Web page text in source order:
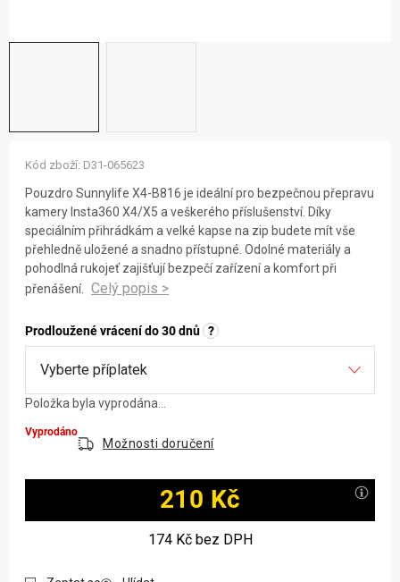
Pouzdro Sunnylife X4-B816 je ideální pro bezpečnou přepravu
kamery Insta360 X4/X5 a veškerého příslušenství. Díky
speciálním přihrádkám a velké kapse na zip budete mít vše
přehledně uložené a snadno přístupné. Odolné materiály a
pohodlná rukojeť zajišťují bezpečí zařízení a komfort při
přenášení.
Prodloužené vrácení do 30 dnů ?
Položka byla vyprodána…
Vyprodáno
Možnosti doručení
210 Kč
174 Kčbez DPH
Kód zboží: D31-065623